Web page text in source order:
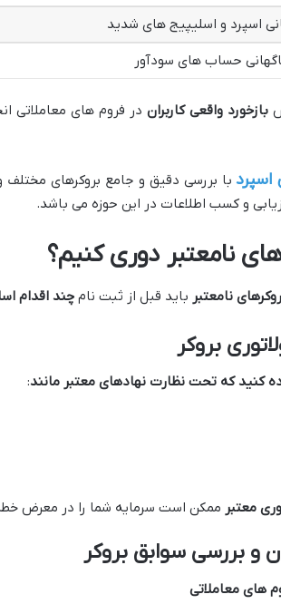
اسپرد و اسلیپیج های شدید
حساب های سودآور
بازخورد واقعی کاربران در فروم های معاملاتی
اسپردبا بررسی دقیق و جامع بروکرهای مختلف و
و کسب اطلاعات در این حوزه می باشد.
نامعتبر دوری کنیم؟
نامعتبر باید قبل از ثبت نامچند اقدام
بروکر
کنید که تحت نظارت نهادهای معتبر مانند:
معتبر ممکن است سرمایه شما را در معرض
و بررسی سوابق بروکر
های معاملاتی